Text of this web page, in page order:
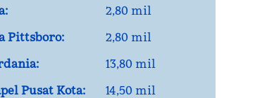
2,80 mil
Pittsboro:
2,80 mil
13,80 mil
Pusat Kota:
14,50 mil